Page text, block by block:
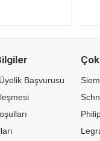
Başvurusu